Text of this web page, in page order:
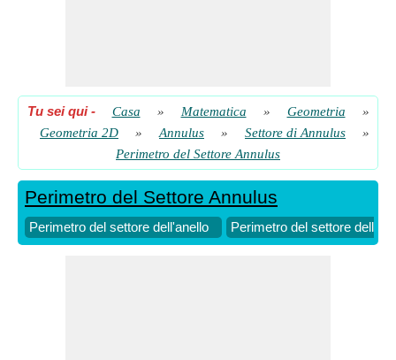
Tu sei qui- Casa » Matematica » Geometria
»
Geometria 2D
» Annulus » Settore di Annulus
»
Perimetro del Settore Annulus
Perimetro del Settore Annulus
Perimetro del settore dell'anello Perimetro del settore